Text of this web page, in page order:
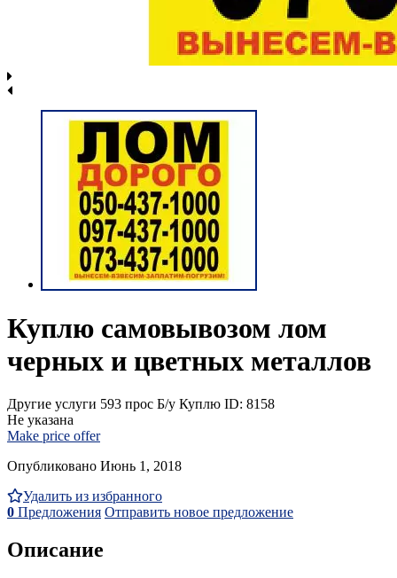
Куплю самовывозом лом
черных и цветных металлов
Другие услуги 593 прос Б/у Куплю ID: 8158
Не указана
Make price offer
Опубликовано Июнь 1, 2018
Удалить из избранного
0 Предложения Отправить новое предложение
Описание